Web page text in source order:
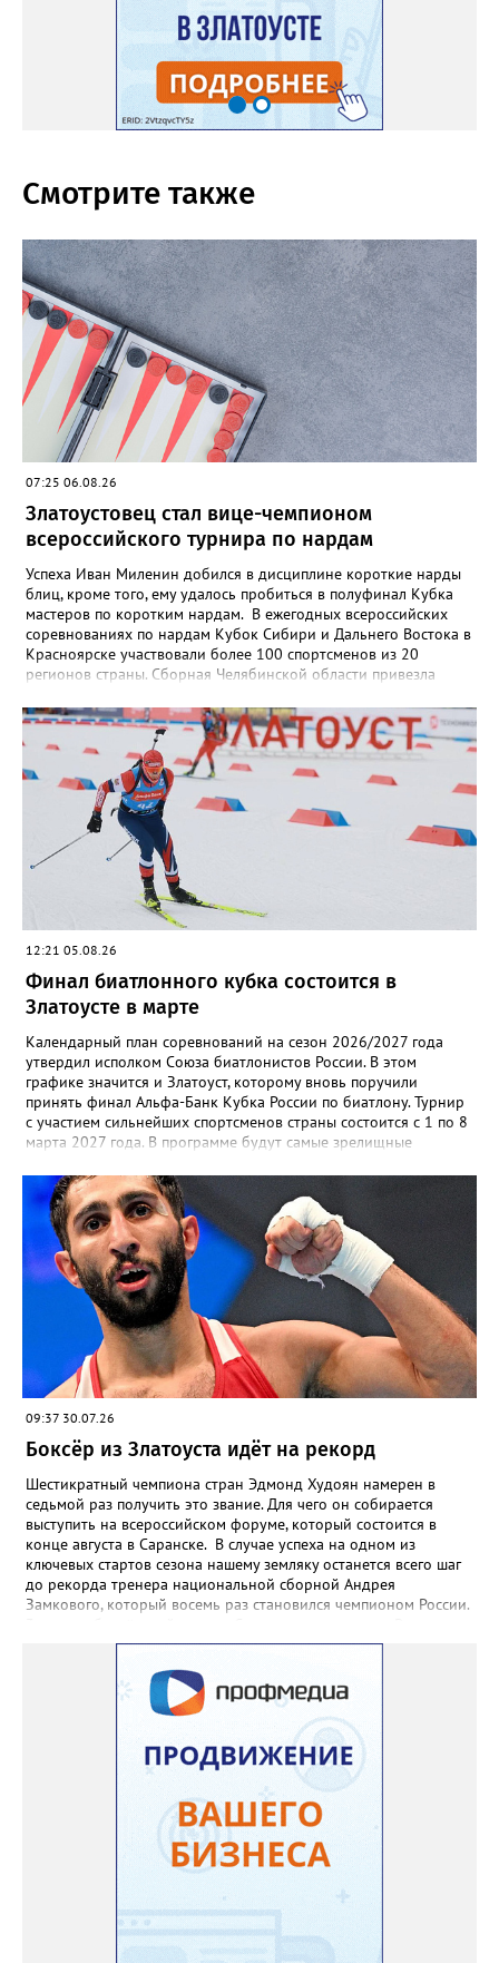
Смотрите также
07:25 06.08.26
Златоустовец стал вице-чемпионом
всероссийского турнира по нардам
Успеха Иван Миленин добился в дисциплине короткие нарды
блиц, кроме того, ему удалось пробиться в полуфинал Кубка
мастеров по коротким нардам. В ежегодных всероссийских
соревнованиях по нардам Кубок Сибири и Дальнего Востока в
Красноярске участвовали более 100 спортсменов из 20
регионов страны. Сборная Челябинской области привезла
земляк, это три золота Ксении Нагаевой и Екатерины
Дроздовой из Челябинска, бронза представительницы Миасса
Ирины Зобковой и челябинца Сергея Лютова. Ещё одну
бронзу в общую копилку положила чемпионка турнира
Екатерина Дроздова.
12:21 05.08.26
Финал биатлонного кубка состоится в
Златоусте в марте
Календарный план соревнований на сезон 2026/2027 года
утвердил исполком Союза биатлонистов России. В этом
графике значится и Златоуст, которому вновь поручили
принять финал Альфа-Банк Кубка России по биатлону. Турнир
с участием сильнейших спортсменов страны состоится с 1 по 8
марта 2027 года. В программе будут самые зрелищные
09:37 30.07.26
Боксёр из Златоуста идёт на рекорд
Шестикратный чемпиона стран Эдмонд Худоян намерен в
седьмой раз получить это звание. Для чего он собирается
выступить на всероссийском форуме, который состоится в
конце августа в Саранске. В случае успеха на одном из
ключевых стартов сезона нашему земляку останется всего шаг
до рекорда тренера национальной сборной Андрея
Замкового, который восемь раз становился чемпионом России.
стартует в Челябинске. На ринг ДС «Юность» выйдут как
сильнейшие мужчины, так и женщины — лидеры национальной
сборной. Они разыграют 13 комплектов наград.